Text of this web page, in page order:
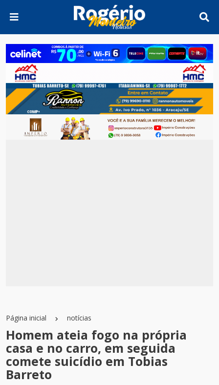
Página inicial notícias
Homem ateia fogo na própria
casa e no carro, em seguida
comete suicídio em Tobias
Barreto